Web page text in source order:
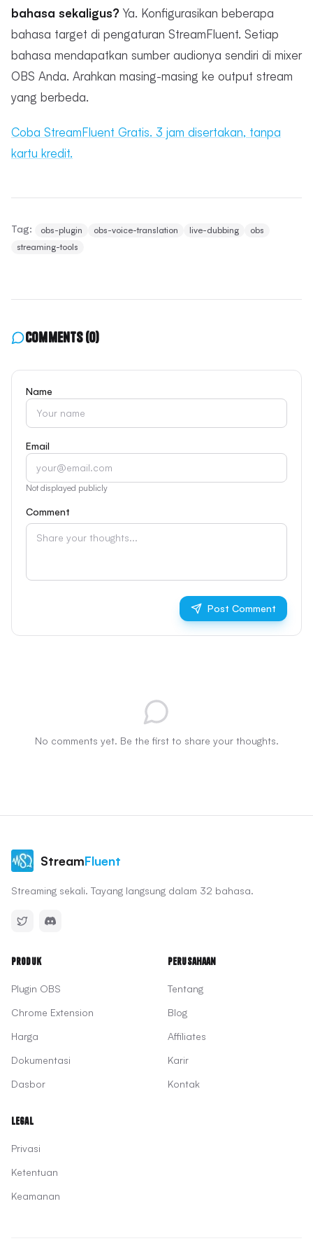
bahasa sekaligus? Ya. Konfigurasikan beberapa
bahasa target di pengaturan StreamFluent. Setiap
bahasa mendapatkan sumber audionya sendiri di mixer
OBS Anda. Arahkan masing-masing ke output stream
yang berbeda.
Coba StreamFluent Gratis. 3 jam disertakan, tanpa
kartu kredit.
Tag: obs-plugin obs-voice-translation live-dubbing
obs
streaming-tools
Comments(0)
Name
Email
Not displayed publicly
Comment
Post Comment
No comments yet. Be the first to share your thoughts.
StreamFluent
Streaming sekali. Tayang langsung dalam 32 bahasa.
Produk
Plugin OBS
Chrome Extension
Harga
Dokumentasi
Dasbor
Perusahaan
Tentang
Blog
Affiliates
Karir
Kontak
Legal
Privasi
Ketentuan
Keamanan